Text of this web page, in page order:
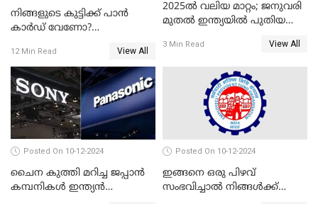
നിങ്ങളുടെ കുട്ടിക്ക് പാൻ
കാർഡ് വേണോ?
എങ്ങനെയാണെന്ന് നോക്കാം
12 Min Read View All
2025ൽ വലിയ മാറ്റം; ജനുവരി
മുതൽ ഇന്ത്യയിൽ പുതിയ
3 Min Read View All
Posted On 10-12-2024
ചൈന കുത്തി മറിച്ച ജപ്പാൻ
കമ്പനികൾ ഇന്ത്യൻ
Posted On 10-12-2024
ഇങ്ങനെ ഒരു പിഴവ്
സംഭവിച്ചാൽ നിങ്ങൾക്ക്